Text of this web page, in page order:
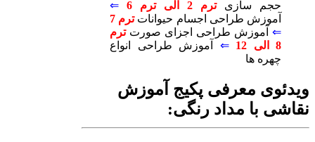
حجم سازیترم 2 الی ترم 6
⇐
آموزش طراحی اجسام حیواناتترم 7
⇐ آموزش طراحی اجزای صورتترم
8 الی 12
⇐ آموزش طراحی انواع
چهره ها
ویدئوی معرفی پکیج آموزش
نقاشی با مداد رنگی: